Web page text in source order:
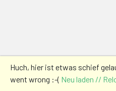
Huch, hier ist etwas schief
went wrong :-( Neu laden //